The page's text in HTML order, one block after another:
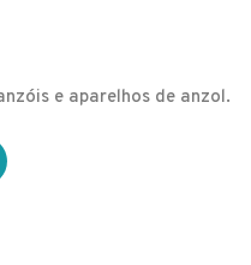
e aparelhos de anzol.